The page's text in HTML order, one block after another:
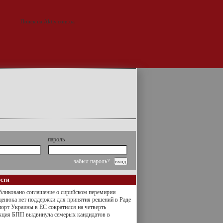
пароль
забыл пароль?
соглашение о сирийском перемирии
нет поддержки для принятия решений в Раде
Украины в ЕС сократился на четверть
БПП выдвинула семерых кандидатов в